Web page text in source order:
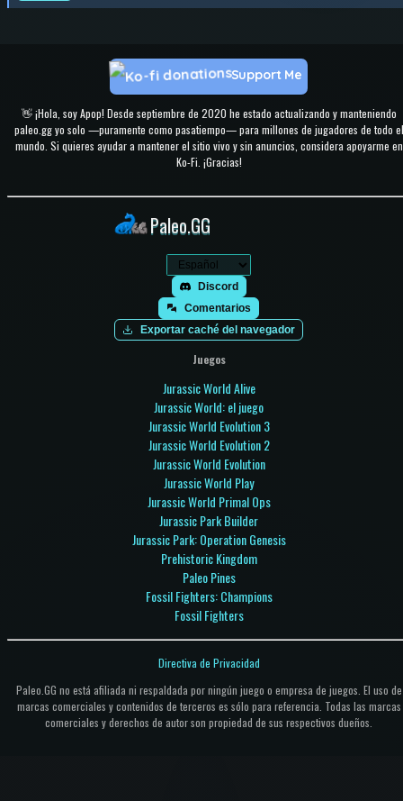
👋 ¡Hola, soy Apop! Desde septiembre de 2020 he estado actualizando y manteniendo
paleo.gg yo solo —puramente como pasatiempo— para millones de jugadores de todo el
mundo. Si quieres ayudar a mantener el sitio vivo y sin anuncios, considera apoyarme en
Ko-Fi. ¡Gracias!
Support Me
Paleo.GG
Discord
Comentarios
Exportar caché del navegador
Juegos
Jurassic World Alive
Jurassic World: el juego
Jurassic World Evolution 3
Jurassic World Evolution 2
Jurassic World Evolution
Jurassic World Play
Jurassic World Primal Ops
Jurassic Park Builder
Jurassic Park: Operation Genesis
Prehistoric Kingdom
Paleo Pines
Fossil Fighters: Champions
Fossil Fighters
Paleo.GG no está afiliada ni respaldada por ningún juego o empresa de juegos. El uso de
marcas comerciales y contenidos de terceros es sólo para referencia. Todas las marcas
comerciales y derechos de autor son propiedad de sus respectivos dueños.
Directiva de Privacidad